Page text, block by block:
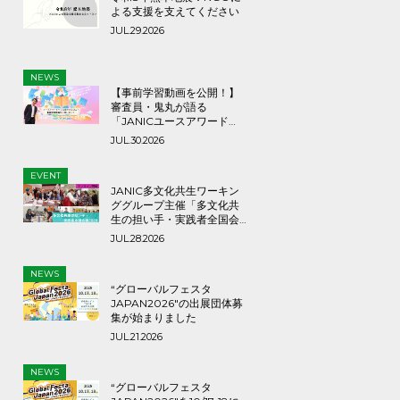
よる支援を支えてください
JUL.29.2026
NEWS
【事前学習動画を公開！】
審査員・鬼丸が語る
「JANICユースアワード
2026」応募のヒントとメッ
JUL.30.2026
EVENT
JANIC多文化共生ワーキン
ググループ主催「多文化共
生の担い手・実践者全国会
議2026」9月3日（木）
JUL.28.2026
NEWS
“グローバルフェスタ
JAPAN2026″の出展団体募
集が始まりました
JUL.21.2026
NEWS
“グローバルフェスタ